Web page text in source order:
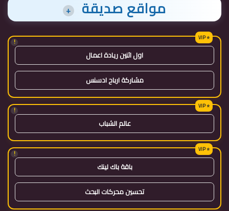
مواقع صديقة +
!
اول اثنين ريادة اعمال
مشاركة ارباح ادسنس
!
عالم الشباب
!
باقة باك لينك
تحسين محركات البحث